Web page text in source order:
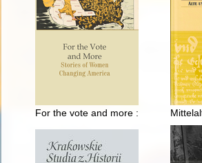
For the vote and more : stories of